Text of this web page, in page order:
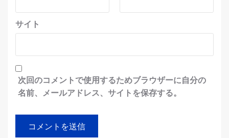
サイト
次回のコメントで使用するためブラウザーに自分の
名前、メールアドレス、サイトを保存する。